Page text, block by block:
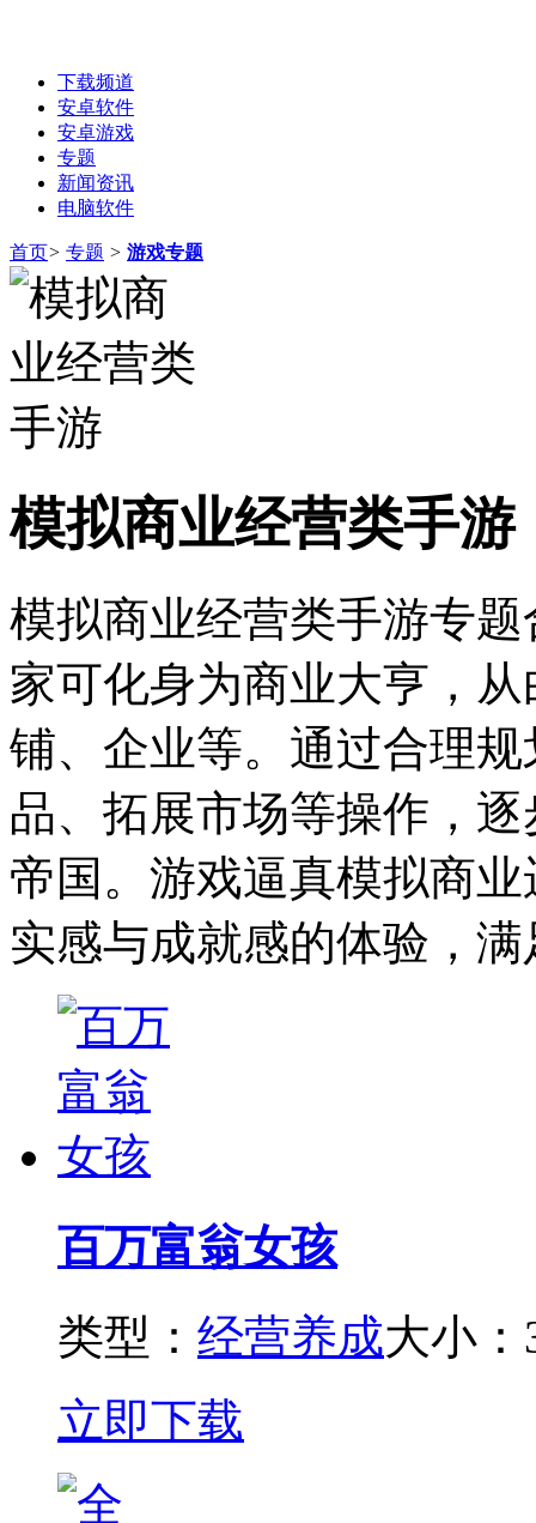
下载频道
安卓软件
安卓游戏
专题
新闻资讯
电脑软件
首页> 专题 > 游戏专题
模拟商业经营类手游
模拟商业经营类手游专
家可化身为商业大亨，
铺、企业等。通过合理
品、拓展市场等操作，
帝国。游戏逼真模拟商
实感与成就感的体验，满
百万富翁女孩
类型： 经营养成大小：
立即下载